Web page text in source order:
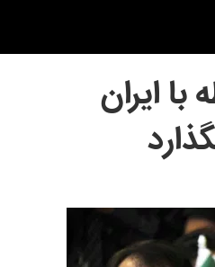
با ایران